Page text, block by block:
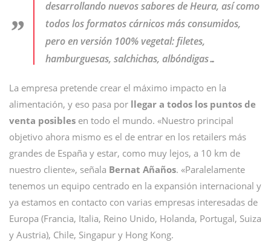
desarrollando nuevos sabores de Heura, así como
todos los formatos cárnicos más consumidos,
pero en versión 100% vegetal: filetes,
hamburguesas, salchichas, albóndigas…
La empresa pretende crear el máximo impacto en la
alimentación, y eso pasa por llegar a todos los puntos de
venta posibles en todo el mundo. «Nuestro principal
objetivo ahora mismo es el de entrar en los retailers más
grandes de España y estar, como muy lejos, a 10 km de
nuestro cliente», señala Bernat Añaños. «Paralelamente
tenemos un equipo centrado en la expansión internacional y
ya estamos en contacto con varias empresas interesadas de
Europa (Francia, Italia, Reino Unido, Holanda, Portugal, Suiza
y Austria), Chile, Singapur y Hong Kong.